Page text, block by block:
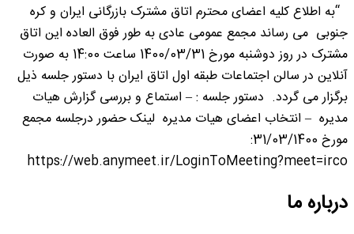
“به اطلاع کلیه اعضای محترم اتاق مشترک بازرگانی ایران و کره
جنوبی می رساند مجمع عمومی عادی به طور فوق العاده این اتاق
مشترک در روز دوشنبه مورخ 1400/03/31 ساعت 14:00 به صورت
آنلاین در سالن اجتماعات طبقه اول اتاق ایران با دستور جلسه ذیل
برگزار می گردد. دستور جلسه : – استماع و بررسی گزارش هیات
مدیره – انتخاب اعضای هیات مدیره لینک حضور درجلسه مجمع
مورخ 31/03/1400:
https://web.anymeet.ir/LoginToMeeting?meet=irco
درباره ما